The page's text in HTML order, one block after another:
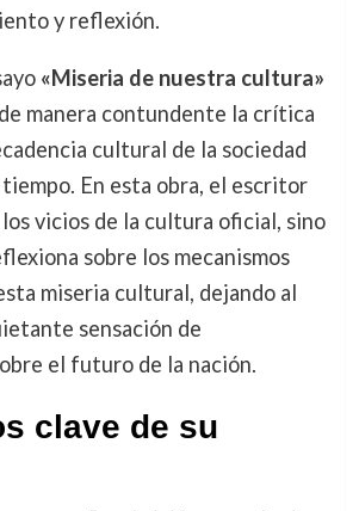
y reflexión.
«Miseria de nuestra cultura»
manera contundente la crítica
cultural de la sociedad
tiempo. En esta obra, el escritor
vicios de la cultura oficial, sino
sobre los mecanismos
miseria cultural, dejando al
sensación de
el futuro de la nación.
clave de su